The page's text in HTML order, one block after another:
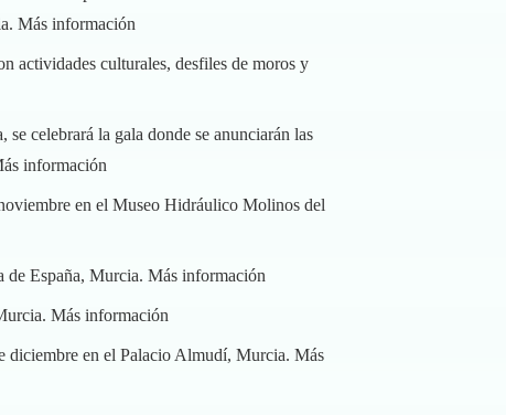
Más información
actividades culturales, desfiles de moros y
celebrará la gala donde se anunciarán las
información
en el Museo Hidráulico Molinos del
de España, Murcia. Más información
Más información
diciembre en el Palacio Almudí, Murcia. Más